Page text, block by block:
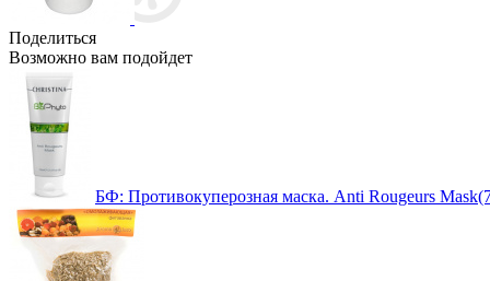
Поделиться
Возможно вам подойдет
БФ: Противокуперозная маска. Anti Rougeurs